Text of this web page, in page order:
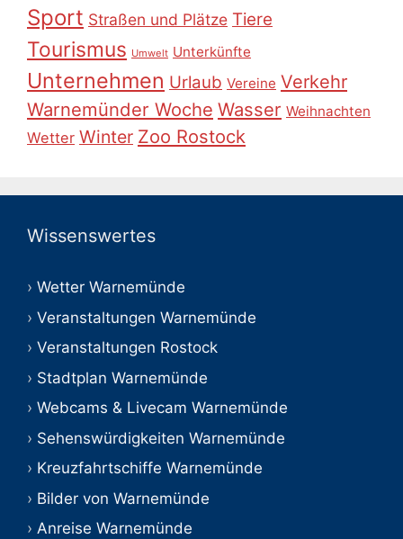
Sport Straßen und Plätze Tiere
Tourismus Umwelt Unterkünfte
Unternehmen Urlaub Vereine Verkehr
Warnemünder Woche Wasser Weihnachten
Wetter Winter Zoo Rostock
Wissenswertes
Wetter Warnemünde
Veranstaltungen Warnemünde
Veranstaltungen Rostock
Stadtplan Warnemünde
Webcams & Livecam Warnemünde
Sehenswürdigkeiten Warnemünde
Kreuzfahrtschiffe Warnemünde
Bilder von Warnemünde
Anreise Warnemünde